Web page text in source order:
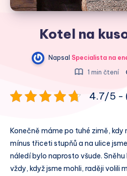
Kotel na
Napsal Specialista na
1 min čtení
4.7/5 -
Konečně máme po tuhé zimě,
mínus třiceti stupňů a na ulice
náledí bylo naprosto všude.
vždy, když jsme mohli, raději volili